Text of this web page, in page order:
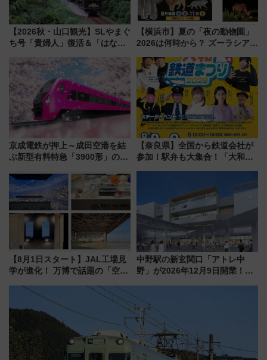
【2026秋・山口観光】SLやまぐ
ち号「貴婦人」復活＆「はなあ
注目観光列車まとめ きっぷの取
り方は？
【横浜市】夏の「夜の動物園」
2026は何時から？ ズーラシア・
見どころ、限定イベントを徹底
解説！
京成電鉄が押上～成田空港を結
ぶ新型有料特急「3900形」のコ
募集も実施
【奈良県】全国から鉄道会社が
参加！駅弁も大集合！「大和鉄
【8月1日スタート】JAL工場見
学が進化！ 万博で話題の「空飛
限定の歴代制服仮想試着体験も
中野駅の新玄関口「アトレ中
野」が2026年12月9日開業！新